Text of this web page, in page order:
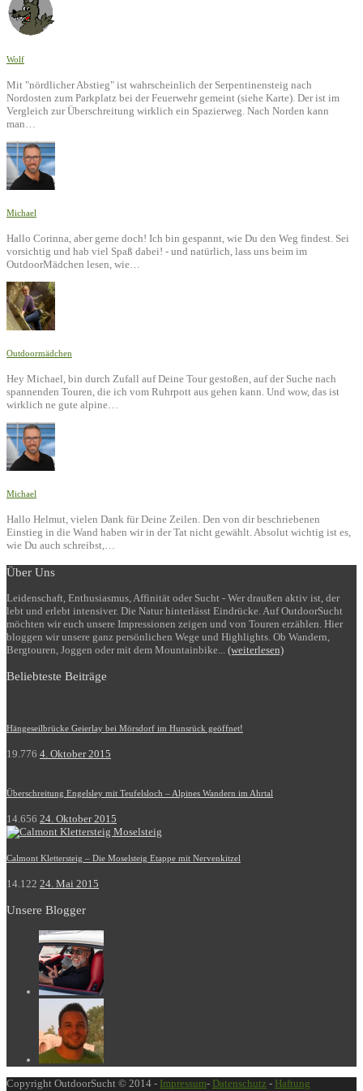
Wolf
Mit "nördlicher Abstieg" ist wahrscheinlich der Serpentinensteig nach
Nordosten zum Parkplatz bei der Feuerwehr gemeint (siehe Karte). Der ist im
Vergleich zur Überschreitung wirklich ein Spazierweg. Nach Norden kann
man…
Michael
Hallo Corinna, aber gerne doch! Ich bin gespannt, wie Du den Weg findest. Sei
vorsichtig und hab viel Spaß dabei! - und natürlich, lass uns beim im
OutdoorMädchen lesen, wie…
Outdoormädchen
Hey Michael, bin durch Zufall auf Deine Tour gestoßen, auf der Suche nach
spannenden Touren, die ich vom Ruhrpott aus gehen kann. Und wow, das ist
wirklich ne gute alpine…
Michael
Hallo Helmut, vielen Dank für Deine Zeilen. Den von dir beschriebenen
Einstieg in die Wand haben wir in der Tat nicht gewählt. Absolut wichtig ist es,
wie Du auch schreibst,…
Über Uns
Leidenschaft, Enthusiasmus, Affinität oder Sucht - Wer draußen aktiv ist, der
lebt und erlebt intensiver. Die Natur hinterlässt Eindrücke. Auf OutdoorSucht
möchten wir euch unsere Impressionen zeigen und von Touren erzählen. Hier
bloggen wir unsere ganz persönlichen Wege und Highlights. Ob Wandern,
Bergtouren, Joggen oder mit dem Mountainbike... (weiterlesen)
Beliebteste Beiträge
Hängeseilbrücke Geierlay bei Mörsdorf im Hunsrück geöffnet!
19.776 4. Oktober 2015
Überschreitung Engelsley mit Teufelsloch – Alpines Wandern im Ahrtal
14.656 24. Oktober 2015
Calmont Klettersteig – Die Moselsteig Etappe mit Nervenkitzel
14.122 24. Mai 2015
Unsere Blogger
Copyright OutdoorSucht © 2014 - Impressum- Datenschutz - Haftung